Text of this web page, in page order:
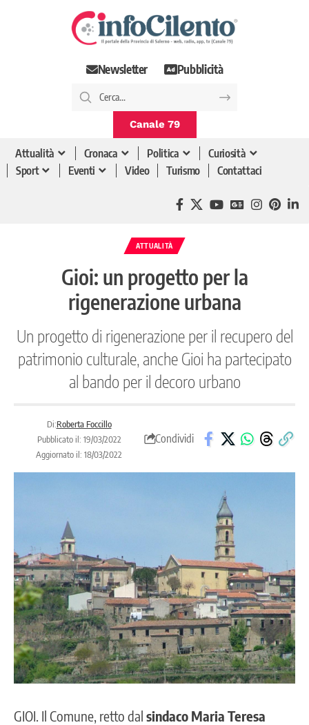
Newsletter Pubblicità
Canale 79
Attualità Cronaca Politica
Curiosità
Sport
Eventi Video Turismo Contattaci
ATTUALITÀ
Gioi: un progetto per la
rigenerazione urbana
Un progetto di rigenerazione per il recupero del
patrimonio culturale, anche Gioi ha partecipato
al bando per il decoro urbano
Di:Roberta Foccillo
Pubblicato il: 19/03/2022
Aggiornato il: 18/03/2022
Condividi
GIOI . Il Comune, retto dal sindaco Maria Teresa